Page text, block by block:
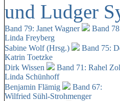
und Ludger
Band 79: Janet Wagner Band
Linda Freyberg
Sabine Wolf (Hrsg.)
Band 75:
Katrin Toetzke
Dirk Wissen
Band 71: Rahel
Linda Schünhoff
Benjamin Flämig
Band 67:
Wilfried Sühl-Strohmenger